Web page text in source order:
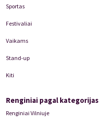
Sportas
Festivaliai
Vaikams
Stand-up
Kiti
Renginiai pagal kategorijas
Renginiai Vilniuje